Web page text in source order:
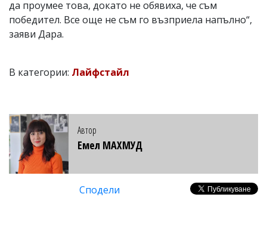
да проумее това, докато не обявиха, че съм
победител. Все още не съм го възприела напълно“,
заяви Дара.
В категории: Лайфстайл
Автор
Емел МАХМУД
Сподели